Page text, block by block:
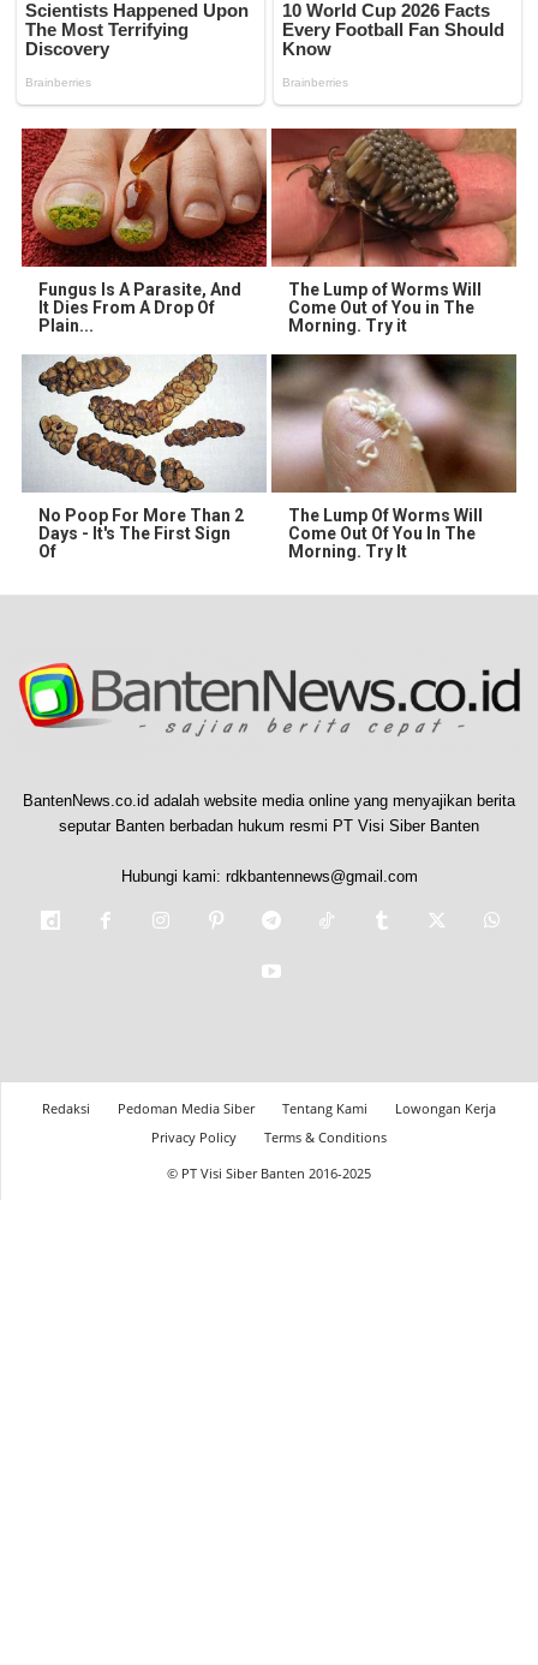
Fungus Is A Parasite, And
It Dies From A Drop Of
Plain...
The Lump of Worms Will
Come Out of You in The
Morning. Try it
No Poop For More Than 2
Days - It's The First Sign
Of
The Lump Of Worms Will
Come Out Of You In The
Morning. Try It
BantenNews.co.id adalah website media online yang menyajikan berita
seputar Banten berbadan hukum resmi PT Visi Siber Banten
Hubungi kami: rdkbantennews@gmail.com
Redaksi Pedoman Media Siber Tentang Kami
Lowongan Kerja
Privacy Policy
Terms & Conditions
© PT Visi Siber Banten 2016-2025